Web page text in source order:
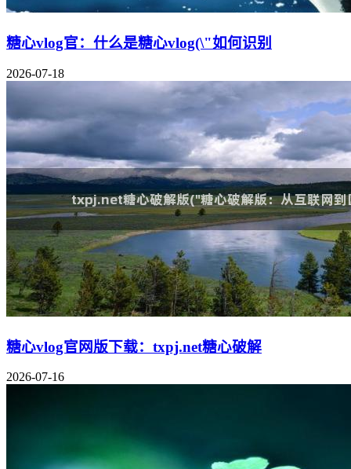
糖心vlog官：什么是糖心vlog(\"如何识别
2026-07-18
糖心vlog官网版下载：txpj.net糖心破解
2026-07-16